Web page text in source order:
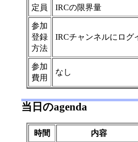
定員 IRCの限界量
参加
登録
方法
IRCチャンネルにログ
参加
費用
なし
当日のagenda
時間 内容